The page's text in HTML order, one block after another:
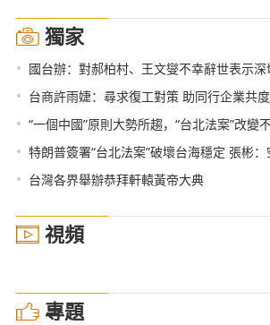
獨家
• 國台辦：對郝柏村、王文燮不幸辭世表示深
• 台商許雨婕：尋求復工對策 助同行企業共
• “一個中國”原則大勢所趨，“台北法案”改變
• 特朗普簽署“台北法案”破壞台海穩定 張彬：空
• 台灣各界舉辦恭拜軒轅黃帝大典
視頻
專題